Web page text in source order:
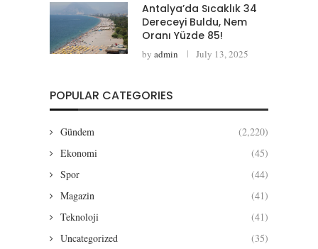
Antalya’da Sıcaklık 34
Dereceyi Buldu, Nem
Oranı Yüzde 85!
by admin July 13, 2025
POPULAR CATEGORIES
Gündem
(2,220)
Ekonomi
(45)
Spor
(44)
Magazin
(41)
Teknoloji
(41)
Uncategorized
(35)